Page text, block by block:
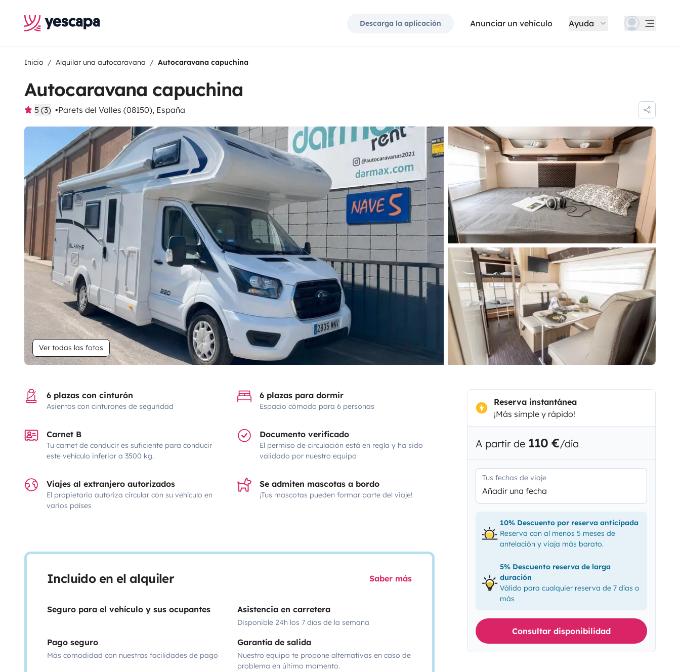
Descarga la aplicación Anunciar un vehículo Ayuda
Inicio Alquilar una autocaravana Autocaravana capuchina
Autocaravana capuchina
5 (3) Parets del Valles (08150), España
Ver todas las fotos
6 plazas con cinturón
Asientos con cinturones de seguridad
6 plazas para dormir
Espacio cómodo para 6 personas
Carnet B
Tu carnet de conducir es suficiente para conducir
este vehículo inferior a 3500 kg.
Documento verificado
El permiso de circulación está en regla y ha sido
validado por nuestro equipo
Viajes al extranjero autorizados
El propietario autoriza circular con su vehículo en
varios países
Se admiten mascotas a bordo
¡Tus mascotas pueden formar parte del viaje!
Incluido en el alquiler Saber más
Seguro para el vehículo y sus ocupantes Asistencia en carretera
Disponible 24h los 7 días de la semana
Pago seguro
Más comodidad con nuestras facilidades de pago
Garantía de salida
Nuestro equipo te propone alternativas en caso de
problema en último momento.
Reserva instantánea
¡Más simple y rápido!
A partir de 110 €/día
Tus fechas de viaje
Añadir una fecha
10% Descuento por reserva anticipada
Reserva con al menos 5 meses de
antelación y viaja más barato.
5% Descuento reserva de larga
duración
Válido para cualquier reserva de 7 días o
más
Consultar disponibilidad